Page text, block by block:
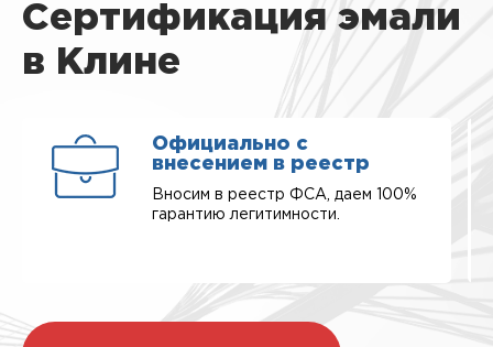
Сертификация эмали
в Клине
Официально с
внесением в реестр
Вносим в реестр ФСА, даем 100%
гарантию легитимности.